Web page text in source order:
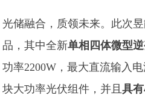
光储融合，质领未来。此次
品，其中全新单相四体微型
功率2200W，最大直流输入
块大功率光伏组件，并且具